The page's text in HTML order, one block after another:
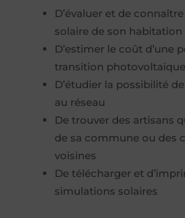
D’évaluer et de
solaire de son habitation
D’estimer le coût d’une
transition photovoltaïque
D’étudier la possibilité
au réseau
De trouver des artisans
de sa commune ou des
voisines
De télécharger et
simulations solaires